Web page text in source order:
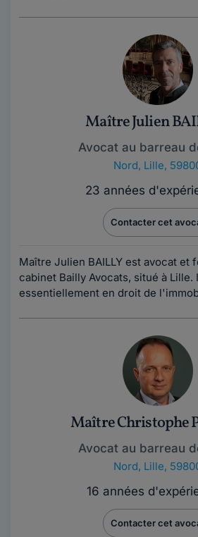
Maître Julien
Avocat au barreau
Nord, Lille,
23 années
Contacter cet
Maître Julien BAILLY est avocat et
cabinet Bailly Avocats, situé à
essentiellement en droit de
Maître Christophe
Avocat au barreau
Nord, Lille,
16 années
Contacter cet